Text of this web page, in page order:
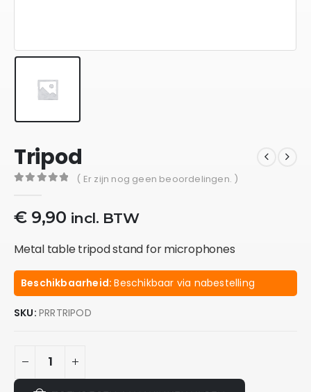
Tripod
( Er zijn nog geen beoordelingen. )
€9,90 incl. BTW
Metal table tripod stand for microphones
Beschikbaarheid:Beschikbaar via nabestelling
SKU: PRRTRIPOD